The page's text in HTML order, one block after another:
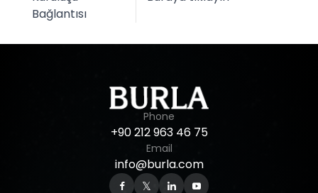
Bağlantısı
Phone
+90212963 46 75
Email
info@burla.com